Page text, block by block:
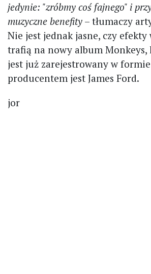
jedynie: "zróbmy coś fajnego" i
muzyczne benefity – tłumaczy
Nie jest jednak jasne, czy efekty
trafią na nowy album Monkeys,
jest już zarejestrowany w
producentem jest James Ford.
jor